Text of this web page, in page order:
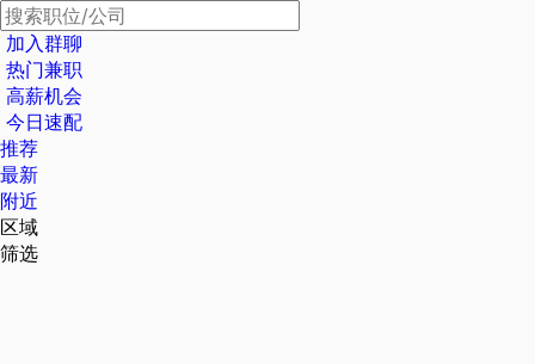
加入群聊
热门兼职
高薪机会
今日速配
推荐
最新
附近
区域
筛选